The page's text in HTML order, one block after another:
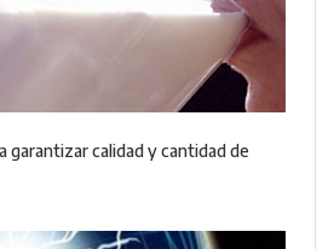
garantizar calidad y cantidad de